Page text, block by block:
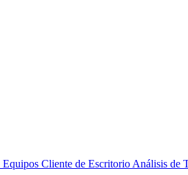
Equipos Cliente de Escritorio Análisis de